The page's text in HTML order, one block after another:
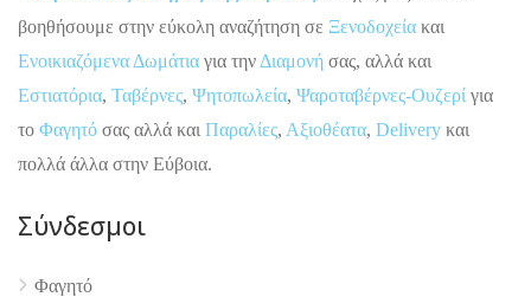
4.9
βοηθήσουμε στην εύκολη αναζήτηση σε Ξενοδοχεία και
Ενοικιαζόμενα Δωμάτια για την Διαμονή σας, αλλά και
Εστιατόρια, Ταβέρνες, Ψητοπωλεία, Ψαροταβέρνες-Ουζερί για
το Φαγητό σας αλλά και Παραλίες, Αξιοθέατα, Delivery και
πολλά άλλα στην Εύβοια.
Σύνδεσμοι
Φαγητό